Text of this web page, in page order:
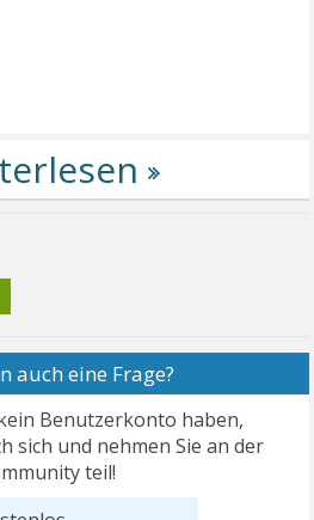
auch eine Frage?
Benutzerkonto haben,
sich und nehmen Sie an der
teil!